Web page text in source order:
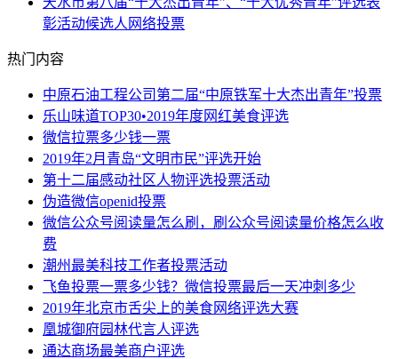
彰活动候选人网络投票
热门内容
中原石油工程公司第二届“中原铁军十大杰出青年”投票
乐山味道TOP30•2019年度网红美食评选
微信拉票多少钱一票
2019年2月青岛“文明市民”评选开始
第十二届感动社区人物评选投票活动
伪造微信openid投票
微信公众号阅读量怎么刷，刷公众号阅读量价格怎么收
费
潮州最美科技工作者投票活动
飞鱼投票一票多少钱？微信投票最后一天冲刺多少
2019年北京市舌尖上的美食网络评选大赛
凰城御府园林代言人评选
通达商场最美商户评选